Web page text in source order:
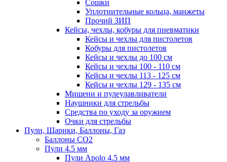
Сошки
Уплотнительные кольца, манжеты
Прочий ЗИП
Кейсы, чехлы, кобуры для пневматики
Кейсы и чехлы для пистолетов
Кобуры для пистолетов
Кейсы и чехлы до 100 см
Кейсы и чехлы 100 - 110 см
Кейсы и чехлы 113 - 125 см
Кейсы и чехлы 129 - 135 см
Мишени и пулеулавливатели
Наушники для стрельбы
Средства по уходу за оружием
Очки для стрельбы
Пули, Шарики, Баллоны, Газ
Баллоны CO2
Пули 4.5 мм
Пули Apolo 4.5 мм